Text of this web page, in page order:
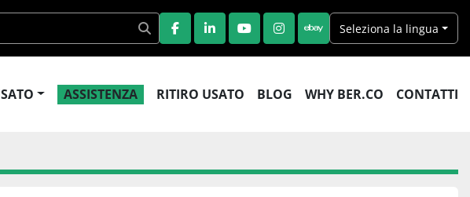
FACEBOOK
LINKEDINYOUTUBEINSTAGRAM
EBAYSeleziona la lingua
USATO ASSISTENZA RITIRO USATO BLOG WHY BER.CO CONTATTI